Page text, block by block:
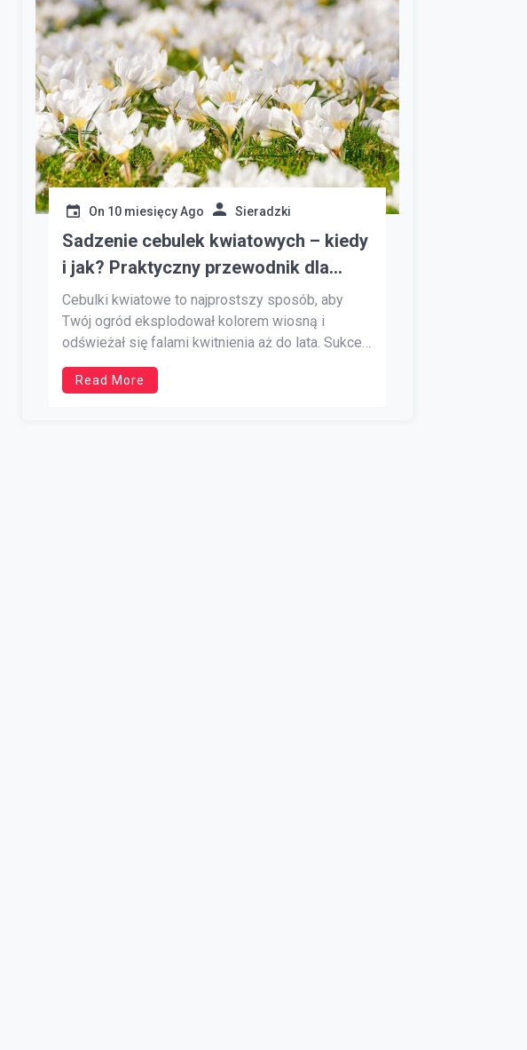
On 10 miesięcy Ago Sieradzki
Sadzenie cebulek kwiatowych – kiedy
i jak? Praktyczny przewodnik dla
ogrodników
Cebulki kwiatowe to najprostszy sposób, aby
Twój ogród eksplodował kolorem wiosną i
odświeżał się falami kwitnienia aż do lata. Sukces
nie jest jednak przypadkiem – decydują o nim
termin sadzenia, głębokość, struktura i żyzność
Read More